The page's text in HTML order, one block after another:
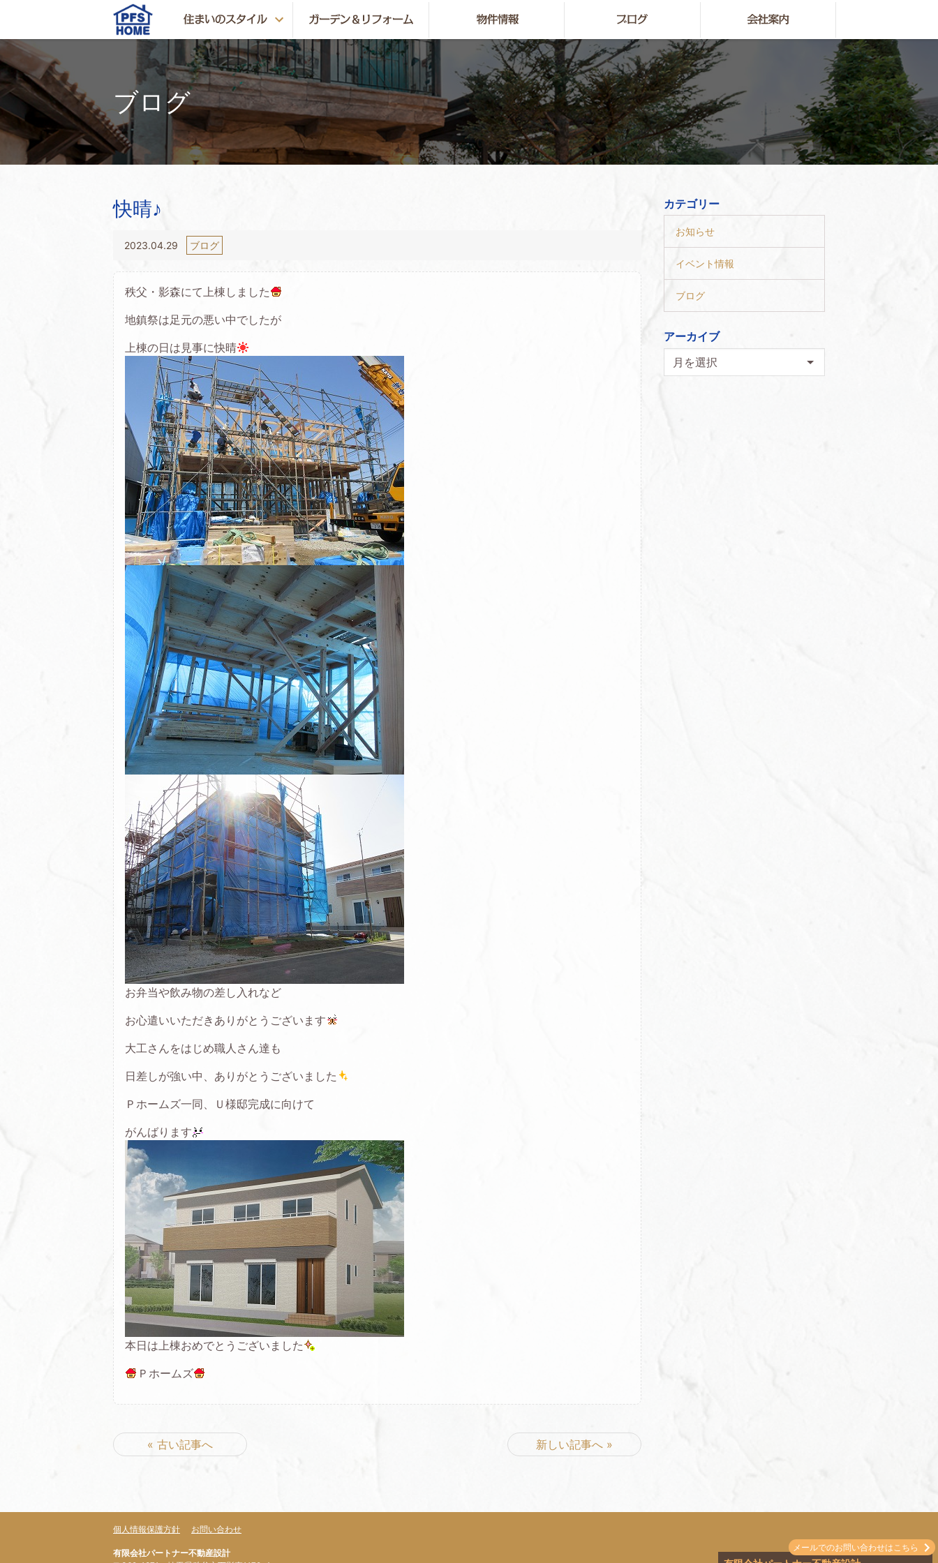
メールでのお問い合わせはこちら
ブログ
快晴♪
2023.04.29 ブログ
秩父・影森にて上棟しました
地鎮祭は足元の悪い中でしたが
上棟の日は見事に快晴
お弁当や飲み物の差し入れなど
お心遣いいただきありがとうございます
大工さんをはじめ職人さん達も
日差しが強い中、ありがとうございました
Ｐホームズ一同、Ｕ様邸完成に向けて
がんばります
本日は上棟おめでとうございました
Ｐホームズ
« 古い記事へ 新しい記事へ »
カテゴリー
お知らせ
イベント情報
ブログ
アーカイブ
個人情報保護方針 お問い合わせ
有限会社パートナー不動産設計